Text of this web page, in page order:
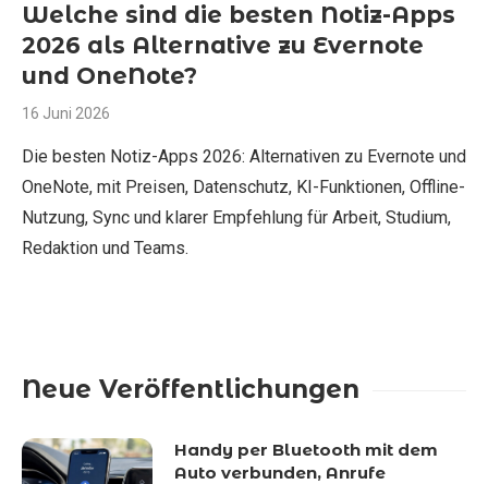
Welche sind die besten Notiz-Apps
2026 als Alternative zu Evernote
und OneNote?
16 Juni 2026
Die besten Notiz-Apps 2026: Alternativen zu Evernote und
OneNote, mit Preisen, Datenschutz, KI-Funktionen, Offline-
Nutzung, Sync und klarer Empfehlung für Arbeit, Studium,
Redaktion und Teams.
Neue Veröffentlichungen
Handy per Bluetooth mit dem
Auto verbunden, Anrufe